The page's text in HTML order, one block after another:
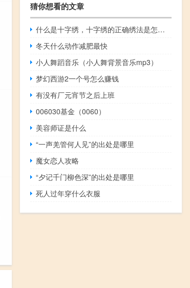
猜你想看的文章
什么是十字绣，十字绣的正确绣法是怎样绣的？
冬天什么动作减肥最快
小人舞蹈音乐（小人舞背景音乐mp3）
梦幻西游2一个号怎么赚钱
有没有厂元宵节之后上班
006030基金（0060）
美容师证是什么
“一声羌管何人见”的出处是哪里
魔女恋人攻略
“夕记千门柳色深”的出处是哪里
死人过年穿什么衣服